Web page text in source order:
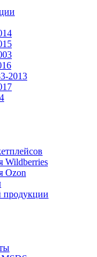
2013
Wildberries
Ozon
продукции